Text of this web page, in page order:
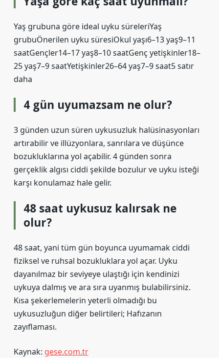
Yaş grubuna göre ideal uyku süreleriYaş
grubuÖnerilen uyku süresiOkul yaşı6–13 yaş9–11
saatGençler14–17 yaş8–10 saatGenç yetişkinler18–
25 yaş7–9 saatYetişkinler26–64 yaş7–9 saat5 satır
daha
4 gün uyumazsam ne olur?
3 günden uzun süren uykusuzluk halüsinasyonları
artırabilir ve illüzyonlara, sanrılara ve düşünce
bozukluklarına yol açabilir. 4 günden sonra
gerçeklik algısı ciddi şekilde bozulur ve uyku isteği
karşı konulamaz hale gelir.
48 saat uykusuz kalırsak ne
olur?
48 saat, yani tüm gün boyunca uyumamak ciddi
fiziksel ve ruhsal bozukluklara yol açar. Uyku
dayanılmaz bir seviyeye ulaştığı için kendinizi
uykuya dalmış ve ara sıra uyanmış bulabilirsiniz.
Kısa şekerlemelerin yeterli olmadığı bu
uykusuzluğun diğer belirtileri; Hafızanın
zayıflaması.
Kaynak: gese.com.tr